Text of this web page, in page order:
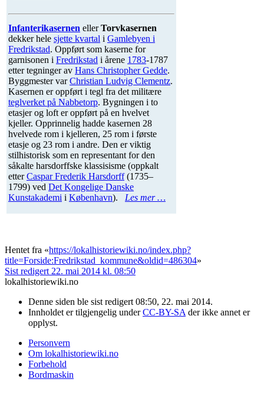
Infanterikasernen ellerTorvkasernen
dekker hele sjette kvartal i Gamlebyen i
Fredrikstad. Oppført som kaserne for
garnisonen i Fredrikstad i årene 1783-1787
etter tegninger av Hans Christopher Gedde.
Byggmester varChristian Ludvig Clementz.
Kasernen er oppført i tegl fra det militære
teglverket på Nabbetorp. Bygningen i to
etasjer og loft er oppført på en hvelvet
kjeller. Opprinnelig hadde kasernen 28
hvelvede rom i kjelleren, 25 rom i første
etasje og 23 rom i andre. Den er viktig
stilhistorisk som en representant for den
såkalte harsdorffske klassisisme (oppkalt
etterCaspar Frederik Harsdorff(1735–
1799) ved Det Kongelige Danske
Kunstakademi i København). Les mer …
Hentet fra «https://lokalhistoriewiki.no/index.php?
title=Forside:Fredrikstad_kommune&oldid=486304»
Sist redigert 22. mai 2014 kl. 08:50
lokalhistoriewiki.no
Denne siden ble sist redigert 08:50, 22. mai 2014.
Innholdet er tilgjengelig underCC-BY-SA der ikke annet er
opplyst.
Personvern
Om lokalhistoriewiki.no
Forbehold
Bordmaskin